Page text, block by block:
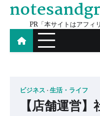
Skip
contentPR「本サイトはアフィ
ビジネス 生活・ライフ
【店舗運営